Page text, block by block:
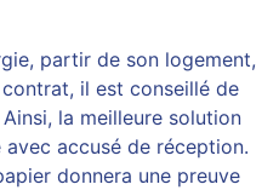
partir de son logement,
il est conseillé de
la meilleure solution
accusé de réception.
donnera une preuve